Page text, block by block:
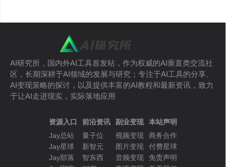
AI研究所，国内外AI工具首发站，作为权威的AI垂直类交流社
区，长期深耕于AI领域的发展与研究；专注于AI工具的分享、
AI变现策略的探讨，以及提供丰富的AI教程和最新资讯，致力
于让AI走进现实，实际落地应用
资源入口
Jay总站
Jay星球
Jay部落
前沿资讯
量子位
新智元
智东西
副业变现
视频变现
图片变现
音频变现
本站声明
商务合作
付费星球
免责声明